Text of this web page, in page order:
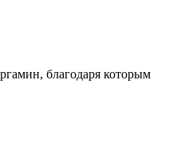
благодаря которым